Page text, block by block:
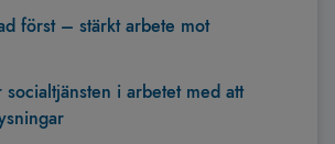
först – stärkt arbete mot
i arbetet med att